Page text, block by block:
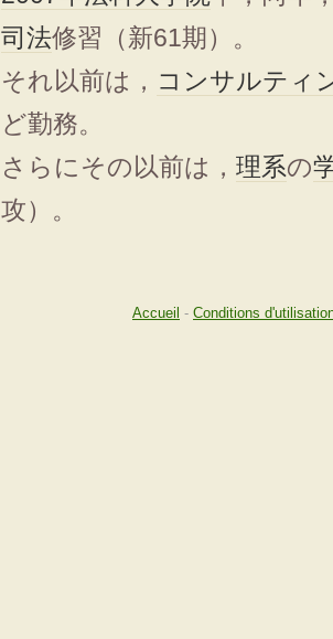
司法修習（新61期）。
それ以前は， コンサルティ
ど勤務。
さらにその以前は， 理系の
攻）。
Accueil - Conditions